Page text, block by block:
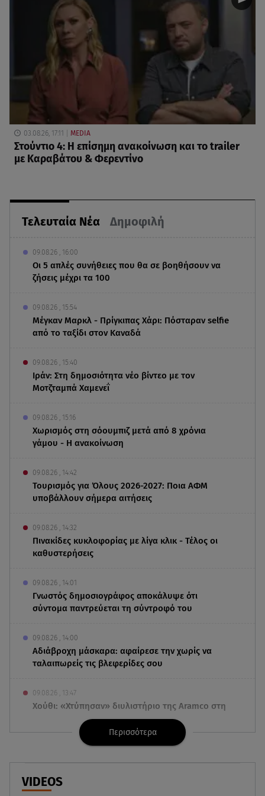
Τελευταία Νέα Δημοφιλή
09.08.26 , 16:00
Οι 5 απλές συνήθειες που θα σε βοηθήσουν να
ζήσεις μέχρι τα 100
09.08.26 , 15:54
Μέγκαν Μαρκλ - Πρίγκιπας Χάρι: Πόσταραν selfie
από το ταξίδι στον Καναδά
09.08.26 , 15:40
Ιράν: Στη δημοσιότητα νέο βίντεο με τον
Μοτζταμπά Χαμενεΐ
09.08.26 , 15:16
Χωρισμός στη σόουμπιζ μετά από 8 χρόνια
γάμου - Η ανακοίνωση
09.08.26 , 14:42
Τουρισμός για Όλους 2026-2027: Ποια ΑΦΜ
υποβάλλουν σήμερα αιτήσεις
09.08.26 , 14:32
Πινακίδες κυκλοφορίας με λίγα κλικ - Τέλος οι
καθυστερήσεις
09.08.26 , 14:01
Γνωστός δημοσιογράφος αποκάλυψε ότι
σύντομα παντρεύεται τη σύντροφό του
09.08.26 , 14:00
Αδιάβροχη μάσκαρα: αφαίρεσε την χωρίς να
ταλαιπωρείς τις βλεφερίδες σου
09.08.26 , 13:47
Χούθι: «Χτύπησαν» διυλιστήριο της Aramco στη
Σαουδική Αραβία
Μήλος: Ελικόπτερο προσγειώθηκε στο
Περισσότερα
VIDEOS
03.08.26, 17:11 MEDIA
Στούντιο 4: Η επίσημη ανακοίνωση και το trailer
με Καραβάτου & Φερεντίνο